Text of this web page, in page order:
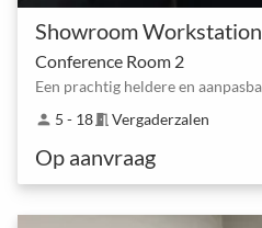
Showroom Workstation
Conference Room 2
person 5 - 18meeting_room Vergaderzalen
Op aanvraag